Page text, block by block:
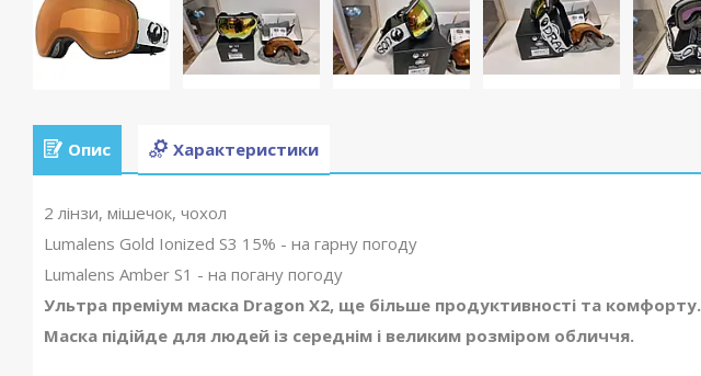
Опис Характеристики
2 лінзи, мішечок, чохол
Lumalens Gold Ionized S3 15% - на гарну погоду
Lumalens Amber S1 - на погану погоду
Ультра преміум маска Dragon X2, ще більше продуктивності та комфорту.
Маска підійде для людей із середнім і великим розміром обличчя.